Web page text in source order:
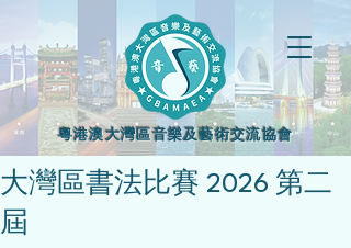
粵港澳大灣區音樂及藝術交流協會
大灣區書法比賽 2026 第二
屆